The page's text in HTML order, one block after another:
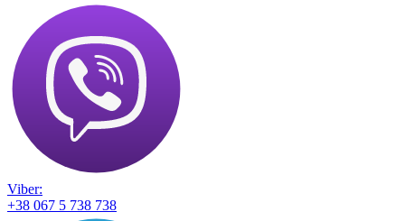
Viber:
+38 067 5 738 738